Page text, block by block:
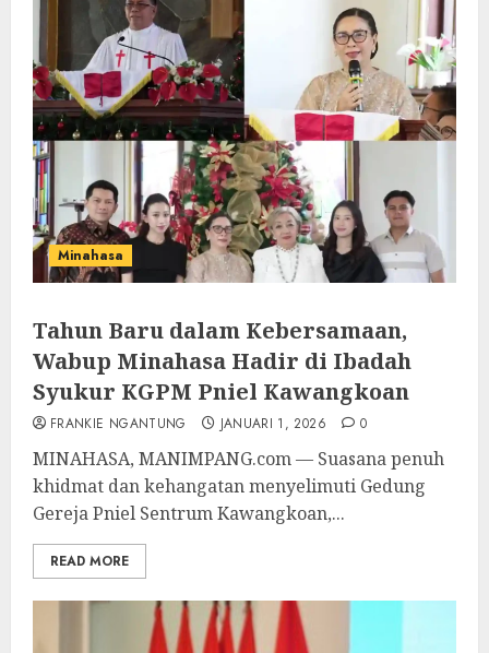
Minahasa
Tahun Baru dalam Kebersamaan,
Wabup Minahasa Hadir di Ibadah
Syukur KGPM Pniel Kawangkoan
FRANKIE NGANTUNG JANUARI 1, 2026 0
MINAHASA, MANIMPANG.com — Suasana penuh
khidmat dan kehangatan menyelimuti Gedung
Gereja Pniel Sentrum Kawangkoan,...
READ MORE